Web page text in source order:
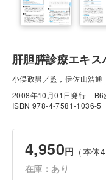
肝胆膵診療エキ
小俣政男／監，伊佐山浩
2008年10月01日発行
B6
ISBN 978-4-7581-1036-5
4,950円 （本体
在庫：あり